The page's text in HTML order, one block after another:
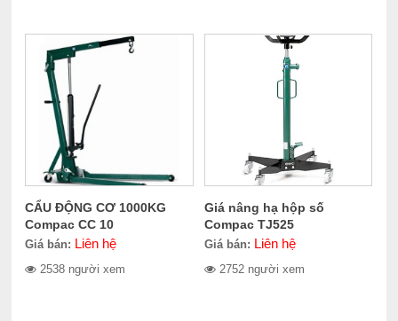
CẨU ĐỘNG CƠ 1000KG
Compac CC 10
Giá bán: Liên hệ
2538 người xem
Giá nâng hạ hộp số
Compac TJ525
Giá bán: Liên hệ
2752 người xem